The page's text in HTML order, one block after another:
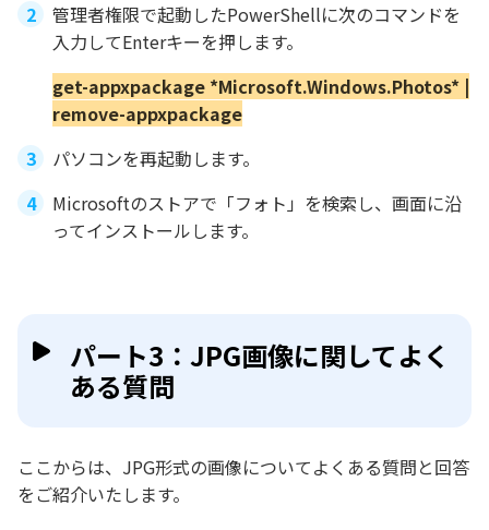
管理者権限で起動したPowerShellに次のコマンドを
入力してEnterキーを押します。
get-appxpackage *Microsoft.Windows.Photos* |
remove-appxpackage
パソコンを再起動します。
Microsoftのストアで「フォト」を検索し、画面に沿
ってインストールします。
パート3：JPG画像に関してよく
ある質問
ここからは、JPG形式の画像についてよくある質問と回答
をご紹介いたします。